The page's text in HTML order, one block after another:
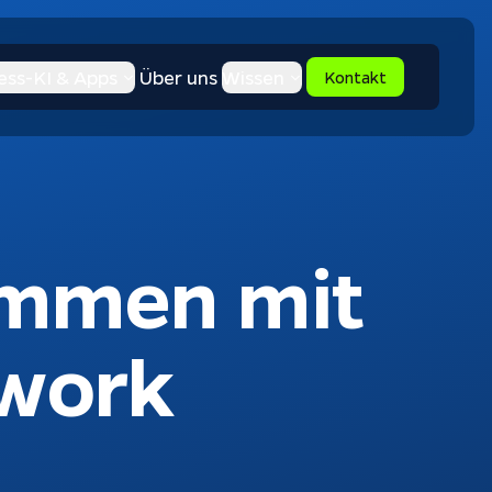
KI & Apps Über unsWissen Kontakt
mit